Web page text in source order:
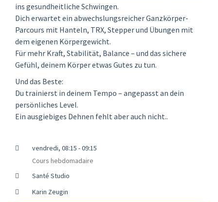
ins gesundheitliche Schwingen.
Dich erwartet ein abwechslungsreicher Ganzkörper-
Parcours mit Hanteln, TRX, Stepper und Übungen mit
dem eigenen Körpergewicht.
Für mehr Kraft, Stabilität, Balance – und das sichere
Gefühl, deinem Körper etwas Gutes zu tun.
Und das Beste:
Du trainierst in deinem Tempo – angepasst an dein
persönliches Level.
Ein ausgiebiges Dehnen fehlt aber auch nicht..
vendredi, 08:15 - 09:15
Cours hebdomadaire
Santé Studio
Karin Zeugin